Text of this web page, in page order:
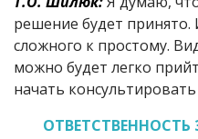
решение будет принято.
сложного к простому.
можно будет легко
начать